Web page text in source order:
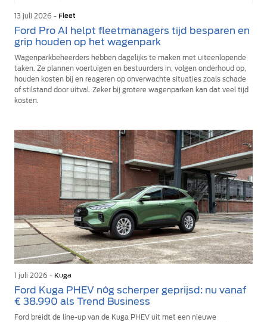
13 juli 2026 - Fleet
Ford Pro AI helpt fleetmanagers tijd besparen en
grip houden op het wagenpark
Wagenparkbeheerders hebben dagelijks te maken met uiteenlopende
taken. Ze plannen voertuigen en bestuurders in, volgen onderhoud op,
houden kosten bij en reageren op onverwachte situaties zoals schade
of stilstand door uitval. Zeker bij grotere wagenparken kan dat veel tijd
kosten.
1 juli 2026 - Kuga
Ford Kuga PHEV nóg scherper geprijsd: nu vanaf
€ 38.990 als Trend Business
Ford breidt de line-up van de Kuga PHEV uit met een nieuwe